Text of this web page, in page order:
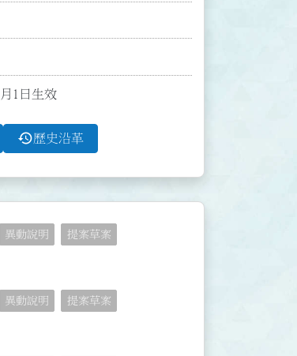
1日生效
history歷史沿革
異動說明 提案草案
異動說明 提案草案